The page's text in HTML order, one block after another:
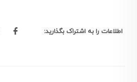
اطلاعات را به اشتراک بگذارید: